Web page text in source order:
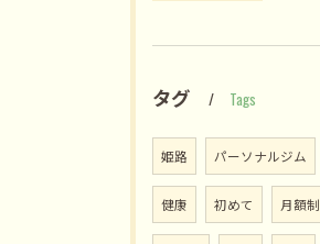
タグ Tags
姫路 パーソナルジム
健康 初めて 月額制